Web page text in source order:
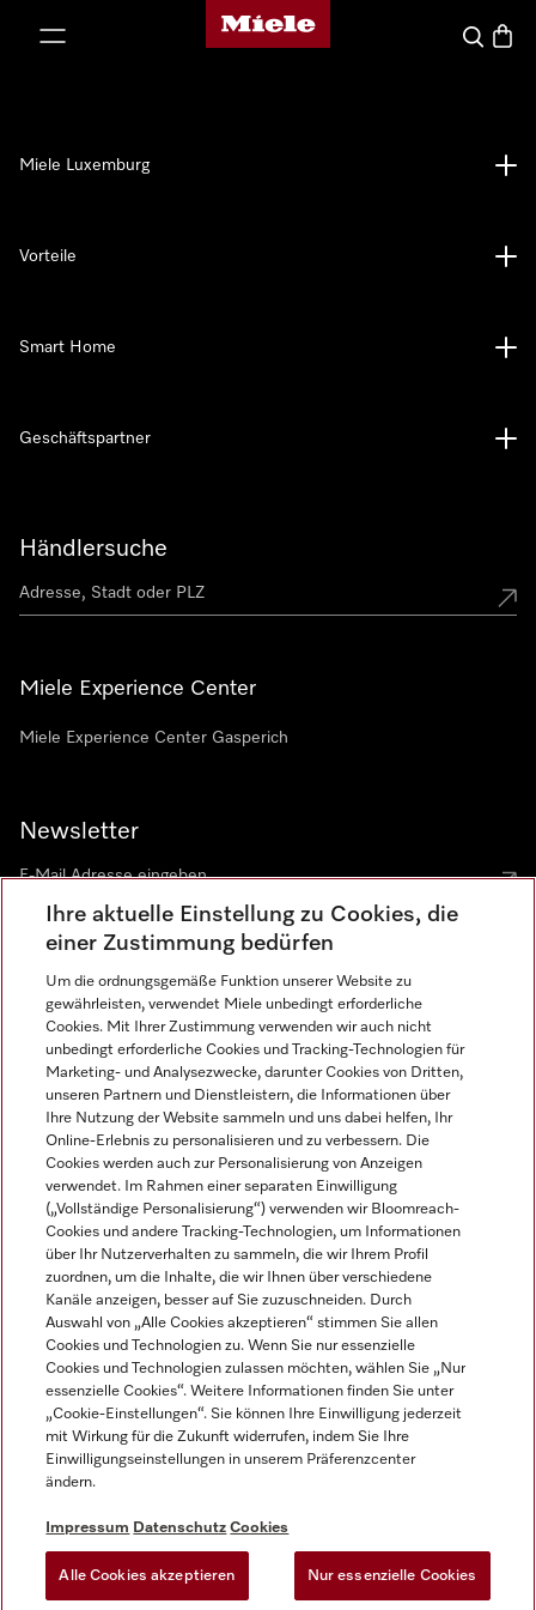
Miele-Homepage
Suche
Händlersuche
Miele Experience Center
Miele Experience Center Gasperich
Newsletter
Sprache
DEUTSCH
Miele Luxemburg
Vorteile
Smart Home
Geschäftspartner
Impressum
AGB
Datenschutz
Nutzungsbedingungen
Gesetzen über digitale Dienste
Cookie-Einstellungen
Miele auf Instagram
Miele auf Youtube
Ihre aktuelle Einstellung zu Cookies, die
einer Zustimmung bedürfen
Um die ordnungsgemäße Funktion unserer Website zu
gewährleisten, verwendet Miele unbedingt erforderliche
Cookies. Mit Ihrer Zustimmung verwenden wir auch nicht
unbedingt erforderliche Cookies und Tracking-Technologien für
Marketing- und Analysezwecke, darunter Cookies von Dritten,
unseren Partnern und Dienstleistern, die Informationen über
Ihre Nutzung der Website sammeln und uns dabei helfen, Ihr
Online-Erlebnis zu personalisieren und zu verbessern. Die
Cookies werden auch zur Personalisierung von Anzeigen
verwendet. Im Rahmen einer separaten Einwilligung
(„Vollständige Personalisierung“) verwenden wir Bloomreach-
Cookies und andere Tracking-Technologien, um Informationen
über Ihr Nutzerverhalten zu sammeln, die wir Ihrem Profil
zuordnen, um die Inhalte, die wir Ihnen über verschiedene
Kanäle anzeigen, besser auf Sie zuzuschneiden. Durch
Auswahl von „Alle Cookies akzeptieren“ stimmen Sie allen
Cookies und Technologien zu. Wenn Sie nur essenzielle
Cookies und Technologien zulassen möchten, wählen Sie „Nur
essenzielle Cookies“. Weitere Informationen finden Sie unter
„Cookie-Einstellungen“. Sie können Ihre Einwilligung jederzeit
mit Wirkung für die Zukunft widerrufen, indem Sie Ihre
Einwilligungseinstellungen in unserem Präferenzcenter
ändern.
Impressum Datenschutz Cookies
Alle Cookies akzeptieren Nur essenzielle Cookies